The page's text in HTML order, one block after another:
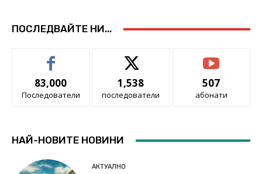
ПОСЛЕДВАЙТЕ НИ...
83,000
Последователи
1,538
последователи
507
абонати
НАЙ-НОВИТЕ НОВИНИ
АКТУАЛНО